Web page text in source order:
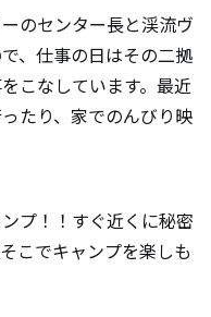
のセンター長と渓流ヴ
、仕事の日はその二拠
こなしています。最近
たり、家でのんびり映
プ！！すぐ近くに秘密
こでキャンプを楽しも